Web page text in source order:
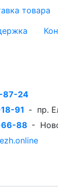
товара
24
91 - пр.
88 -